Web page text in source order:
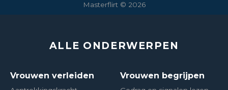
Masterflirt © 2026
ALLE ONDERWERPEN
Vrouwen verleiden Vrouwen begrijpen